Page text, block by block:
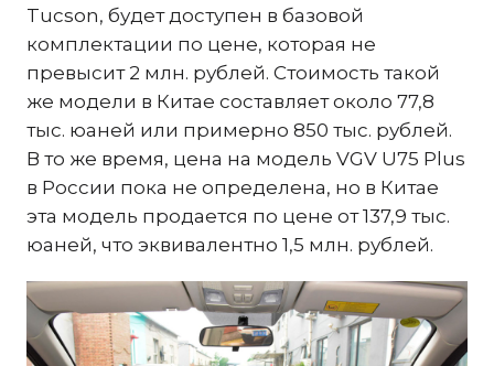
Tucson, будет доступен в базовой
комплектации по цене, которая не
превысит 2 млн. рублей. Стоимость такой
же модели в Китае составляет около 77,8
тыс. юаней или примерно 850 тыс. рублей.
В то же время, цена на модель VGV U75 Plus
в России пока не определена, но в Китае
эта модель продается по цене от 137,9 тыс.
юаней, что эквивалентно 1,5 млн. рублей.